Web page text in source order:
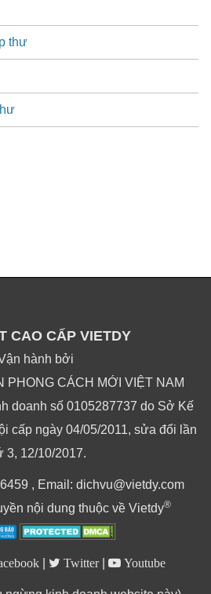
thư
CAO CẤP VIETDY
hành bởi
PHONG CÁCH MỚI VIỆT NAM
doanh số 0105287737 do Sở Kế
cấp ngày 04/05/2011, sửa đổi lần
3, 12/10/2017.
, Email: dichvu@vietdy.com
nội dung thuộc về Vietdy®
Twitter Youtube